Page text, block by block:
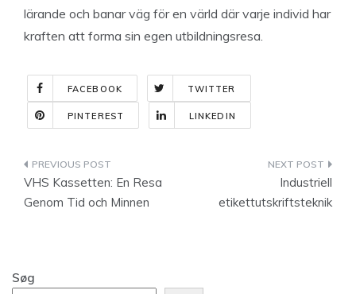
lärande och banar väg för en värld där varje individ har
kraften att forma sin egen utbildningsresa.
FACEBOOK TWITTER
PINTEREST LINKEDIN
Indlægsnavigation
VHS Kassetten: En Resa
Genom Tid och Minnen
Industriell
etikettutskriftsteknik
Søg